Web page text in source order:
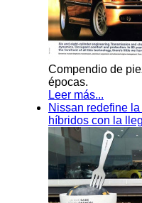
Compendio de
épocas.
Leer más...
Nissan redefine
híbridos con la